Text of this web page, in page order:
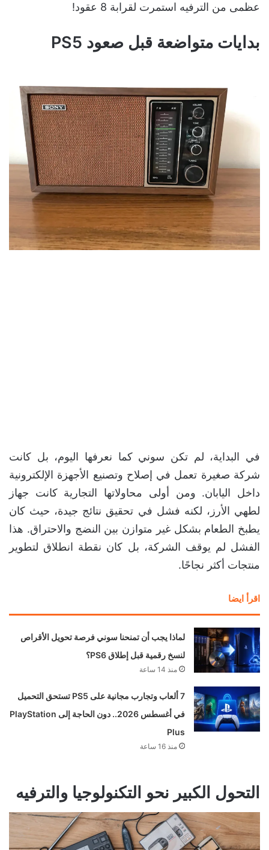
عظمى من الترفيه استمرت لقرابة 8 عقود!
بدايات متواضعة قبل صعود PS5
في البداية، لم تكن سوني كما نعرفها اليوم، بل كانت
شركة صغيرة تعمل في إصلاح وتصنيع الأجهزة الإلكترونية
داخل اليابان. ومن أولى محاولاتها التجارية كانت جهاز
لطهي الأرز، لكنه فشل في تحقيق نتائج جيدة، حيث كان
يطبخ الطعام بشكل غير متوازن بين النضج والاحتراق. هذا
الفشل لم يوقف الشركة، بل كان نقطة انطلاق لتطوير
منتجات أكثر نجاحًا.
اقرأ ايضا
لماذا يجب أن تمنحنا سوني فرصة تحويل الأقراص
لنسخ رقمية قبل إطلاق PS6؟
منذ 14 ساعة
7 ألعاب وتجارب مجانية على PS5 تستحق التحميل
في أغسطس 2026.. دون الحاجة إلى PlayStation
Plus
منذ 16 ساعة
التحول الكبير نحو التكنولوجيا والترفيه